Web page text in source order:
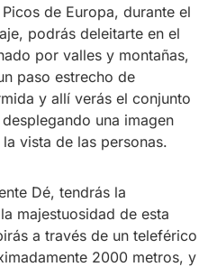
de Europa, durante el
podrás deleitarte en el
por valles y montañas,
paso estrecho de
y allí verás el conjunto
una imagen
vista de las personas.
Dé, tendrás la
majestuosidad de esta
a través de un teleférico
2000 metros, y